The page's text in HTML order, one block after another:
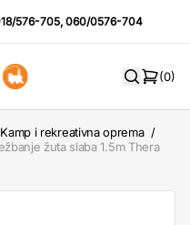
576-705,060/0576-704
(0)
Kamp i rekreativna oprema /
žuta slaba 1.5m Thera